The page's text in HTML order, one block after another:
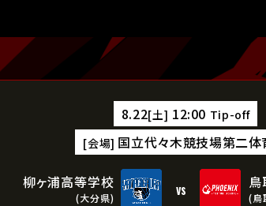
8.22[土] 12:00 Tip-off
[会場] 国立代々木競技場第二体
柳ヶ浦高等学校
(大分県) vs 鳥
(鳥